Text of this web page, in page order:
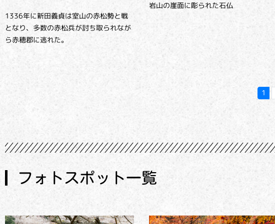
1336年に新田義貞は室山の赤松勢と戦
となり、多数の赤松兵が討ち取られなが
ら赤穂郡に逃れた。
岩山の崖面に彫られた石仏
1
フォトスポット一覧